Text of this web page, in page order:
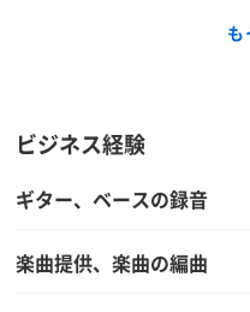
も
ビジネス経験
ギター、ベースの録音
楽曲提供、楽曲の編曲